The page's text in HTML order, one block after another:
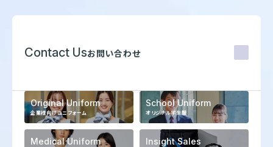
Contact Usお問い合わせ
Original Uniform
企業様向けユニフォーム
School Uniform
オリジナル学生服
Medical Uniform Insight Sales